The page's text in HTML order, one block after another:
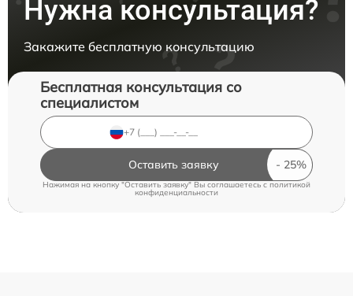
Нужна консультация?
Закажите бесплатную консультацию
Бесплатная консультация со
специалистом
Оставить заявку
Нажимая на кнопку "Оставить заявку" Вы соглашаетесь cполитикой
конфиденциальности